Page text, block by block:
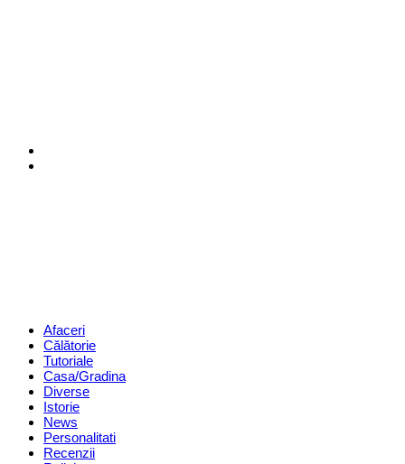
Menu Afaceri
Călătorie
Tutoriale
Casa/Gradina
Diverse
Istorie
News
Personalitati
Recenzii